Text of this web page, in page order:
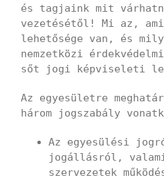
és tagjaink mit
vezetésétől! Mi az,
lehetősége van, és
nemzetközi
sőt jogi képviseleti
Az egyesületre
három jogszabály
Az egyesülési
jogállásról,
szervezetek